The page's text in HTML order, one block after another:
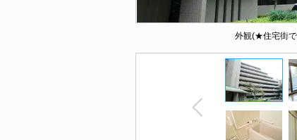
外観(★住宅街